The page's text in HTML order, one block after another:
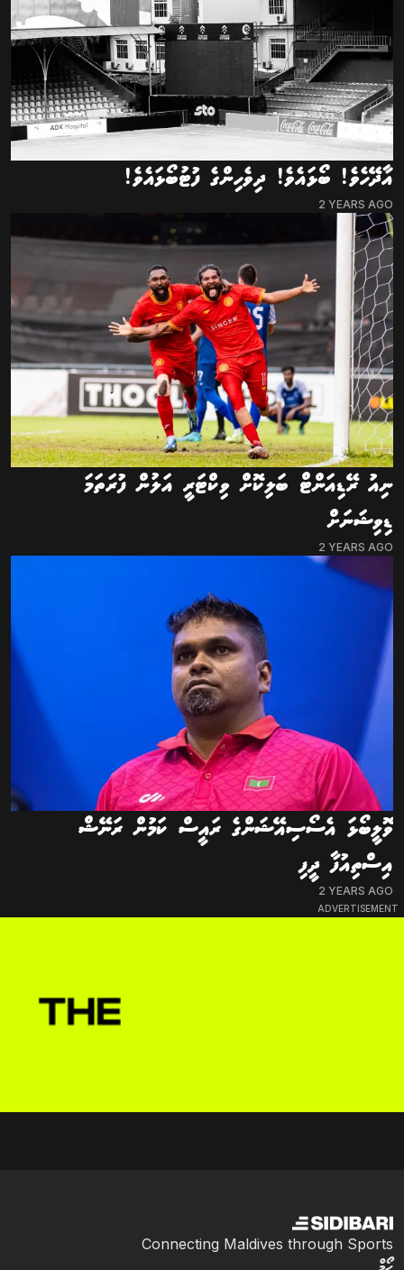
ADVERTISEMENT
އާދޭހެވެ! ބޯޅައެވެ! ދިވެހިންގެ ފުޓުބޯޅައެވެ!
2 YEARS AGO
ނިއު ރޭޑިއަންޓް ބަލިކޮށް ވިކްޓަރީ އަލުން ފުރަތަމަ
ޑިވިޝަނަށް
2 YEARS AGO
ވޮލީބޯޅަ އެސޯސިއޭޝަންގެ ރައީސް ކަމުން ރަނޭޝް
އިސްތިއުފާ ދީފި
2 YEARS AGO
Connecting Maldives through Sports